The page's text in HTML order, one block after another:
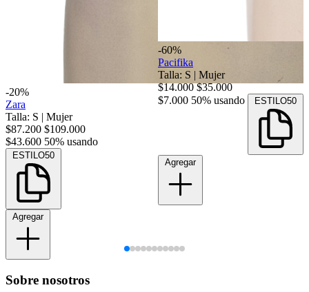
-20%
Zara
Talla: S | Mujer
$87.200 $109.000
$43.600 50% usando
ESTILO50
Agregar
-60%
Pacifika
Talla: S | Mujer
$14.000$35.000
$7.000 50% usando ESTILO50
Agregar
Sobre nosotros